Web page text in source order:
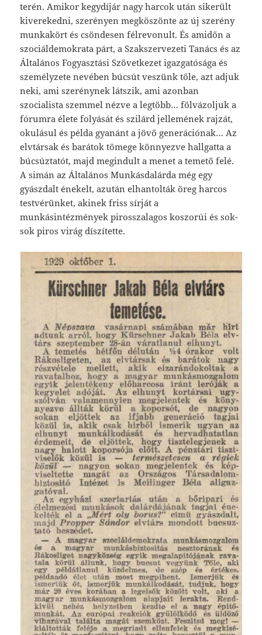
terén. Amikor kegydíjár nagy harcok után sikerült
kiverekedni, szerényen megköszönte az új szerény
munkakört és csöndesen félrevonult. És amidőn a
szociáldemokrata párt, a Szakszervezeti Tanács és az
Általános Fogyasztási Szövetkezet igazgatósága és
személyzete nevében búcsút veszünk tőle, azt adjuk
neki, ami szerénynek látszik, ami azonban
szocialista szemmel nézve a legtöbb… fölvázoljuk a
fórumra élete folyását és szilárd jellemének rajzát,
okulásul és példa gyanánt a jövő generációnak… Az
elvtársak és barátok tömege könnyezve hallgatta a
búcsúztatót, majd megindult a menet a temető felé.
A simán az Általános Munkásdalárda még egy
gyászdalt énekelt, azután elhantolták öreg harcos
testvérünket, akinek friss sírját a
munkásintézmények pirosszalagos koszorúi és sok-
sok piros virág díszítette.